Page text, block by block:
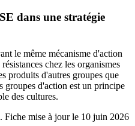
dans une stratégie
le même mécanisme d'action
chez les organismes
produits d'autres groupes que
d'action est un principe
des cultures.
Fiche mise à jour le 10 juin 2026